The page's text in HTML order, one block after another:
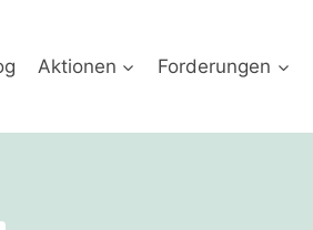
Aktionen Forderungen